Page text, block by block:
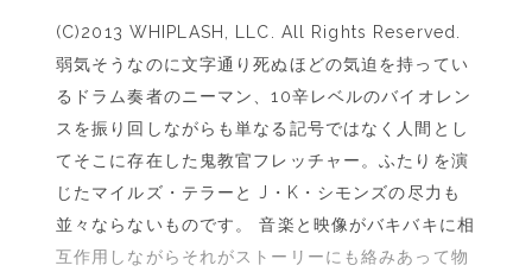
(C)2013 WHIPLASH, LLC. All Rights Reserved.
弱気そうなのに文字通り死ぬほどの気迫を持ってい
るドラム奏者のニーマン、10辛レベルのバイオレン
スを振り回しながらも単なる記号ではなく人間とし
てそこに存在した鬼教官フレッチャー。ふたりを演
じたマイルズ・テラーと J・K・シモンズの尽力も
並々ならないものです。 音楽と映像がバキバキに相
互作用しながらそれがストーリーにも絡みあって物